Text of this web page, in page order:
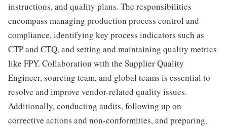
instructions, and quality plans. The responsibilities
encompass managing production process control and
compliance, identifying key process indicators such as
CTP and CTQ, and setting and maintaining quality metrics
like FPY. Collaboration with the Supplier Quality
Engineer, sourcing team, and global teams is essential to
resolve and improve vendor-related quality issues.
Additionally, conducting audits, following up on
corrective actions and non-conformities, and preparing,